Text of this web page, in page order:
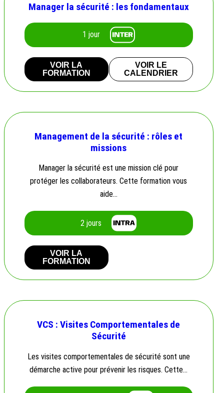
Manager la sécurité : les fondamentaux
1 jour
VOIR LA
FORMATION
VOIR LE
CALENDRIER
Management de la sécurité : rôles et
missions
Manager la sécurité est une mission clé pour
protéger les collaborateurs. Cette formation vous
aide…
2 jours
VOIR LA
FORMATION
VCS : Visites Comportementales de
Sécurité
Les visites comportementales de sécurité sont une
démarche active pour prévenir les risques. Cette…